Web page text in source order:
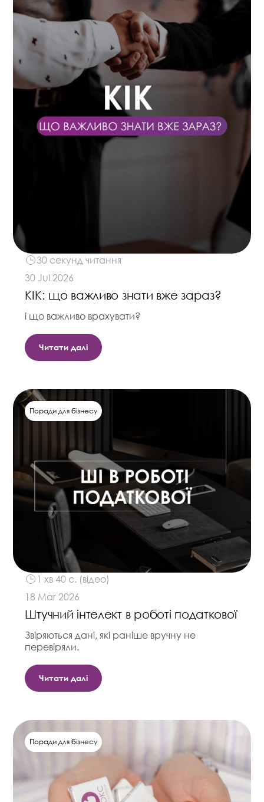
30 секунд читання
30 Jul 2026
КІК: що важливо знати вже зараз?
і що важливо врахувати?
Читати далі
1 хв 40 с. (відео)
18 Mar 2026
Штучний інтелект в роботі податкової
Звіряються дані, які раніше вручну не
перевіряли.
Читати далі
Поради для бізнесу
Поради для бізнесу